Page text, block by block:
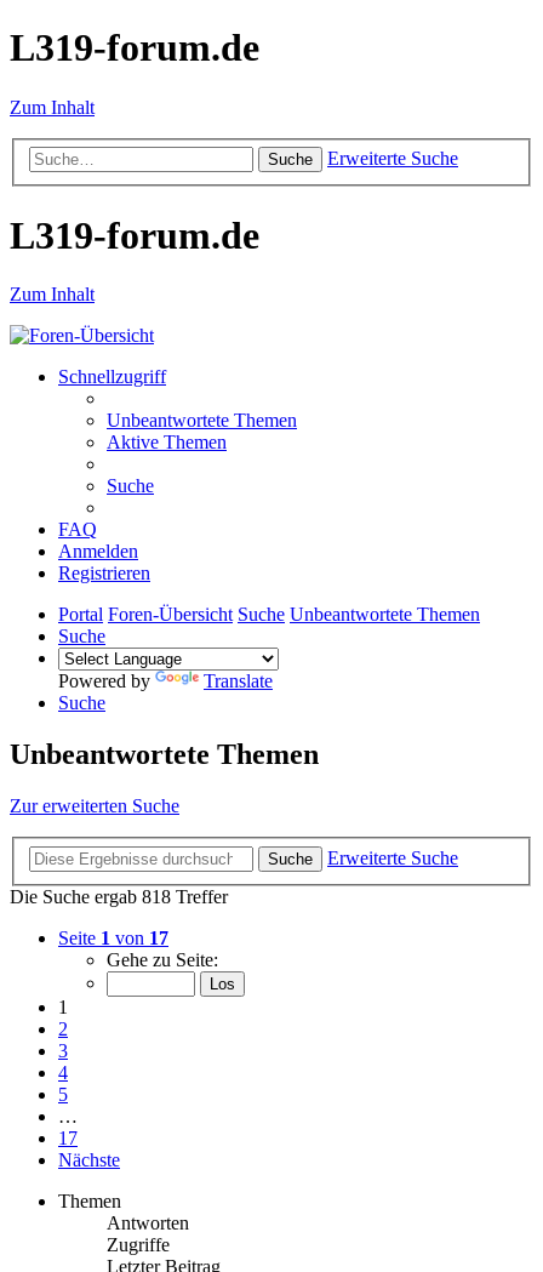
L319-forum.de
Zum Inhalt
Suche Erweiterte Suche
L319-forum.de
Zum Inhalt
Schnellzugriff
Unbeantwortete Themen
Aktive Themen
Suche
FAQ
Anmelden
Registrieren
Portal Foren-Übersicht Suche Unbeantwortete Themen
Suche
Powered by
Translate
Suche
Unbeantwortete Themen
Zur erweiterten Suche
Suche
Erweiterte Suche
Die Suche ergab 818 Treffer
Seite 1 von 17
Gehe zu Seite:
1
2
3
4
5
…
17
Nächste
Themen
Antworten
Zugriffe
Letzter Beitrag